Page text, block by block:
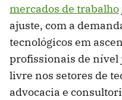
mercados de trabalho
ajuste, com a
tecnológicos em
profissionais de nível
livre nos setores de
advocacia e